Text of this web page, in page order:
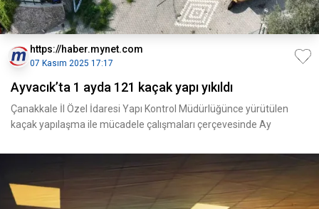
https://haber.mynet.com
07 Kasım 2025 17:17
Ayvacık’ta 1 ayda 121 kaçak yapı yıkıldı
Çanakkale İl Özel İdaresi Yapı Kontrol Müdürlüğünce yürütülen
kaçak yapılaşma ile mücadele çalışmaları çerçevesinde Ay